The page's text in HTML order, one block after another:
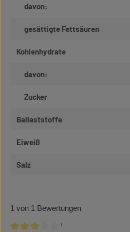
davon:
gesättigte Fettsäuren
Kohlenhydrate
davon:
Zucker
Ballaststoffe
Eiweiß
Salz
1 von 1 Bewertungen
¹